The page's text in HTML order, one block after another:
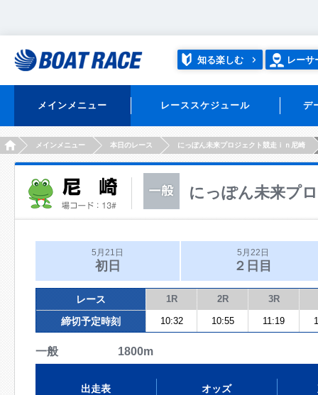
知る楽しむ レーサ
メインメニュー レーススケジュール デ
HOMEメインメニュー 本日のレース にっぽん未来プロジェクト競走ｉｎ尼崎
にっぽん未来プ
5月21日
初日
5月22日
２日目
レース 1R 2R 3R
締切予定時刻 10:32 10:55 11:19
一般 1800m
出走表 オッズ